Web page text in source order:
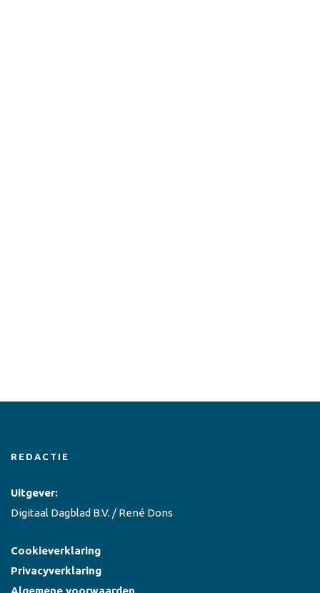
REDACTIE
Uitgever:
Digitaal Dagblad B.V. / René Dons
Cookieverklaring
Privacyverklaring
Algemene voorwaarden